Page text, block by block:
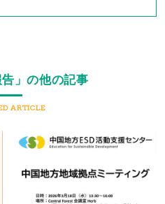
告」の他の記事
ARTICLE